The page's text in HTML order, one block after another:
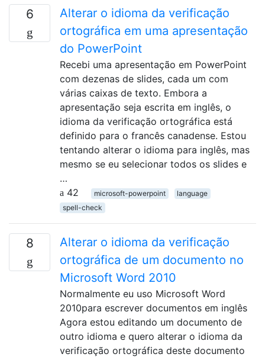
6
Alterar o idioma da verificação
ortográfica em uma apresentação
do PowerPoint
Recebi uma apresentação em PowerPoint
com dezenas de slides, cada um com
várias caixas de texto. Embora a
apresentação seja escrita em inglês, o
idioma da verificação ortográfica está
definido para o francês canadense. Estou
tentando alterar o idioma para inglês, mas
mesmo se eu selecionar todos os slides e
…
42
microsoft-powerpoint
language
spell-check
8
Alterar o idioma da verificação
ortográfica de um documento no
Microsoft Word 2010
Normalmente eu uso Microsoft Word
2010para escrever documentos em inglês
Agora estou editando um documento de
outro idioma e quero alterar o idioma da
verificação ortográfica deste documento